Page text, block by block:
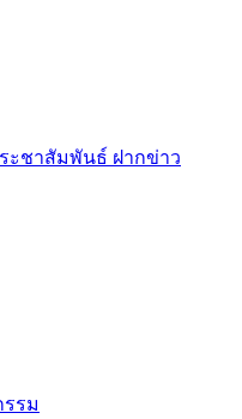
ประชาสัมพันธ์ ฝากข่าว
รม